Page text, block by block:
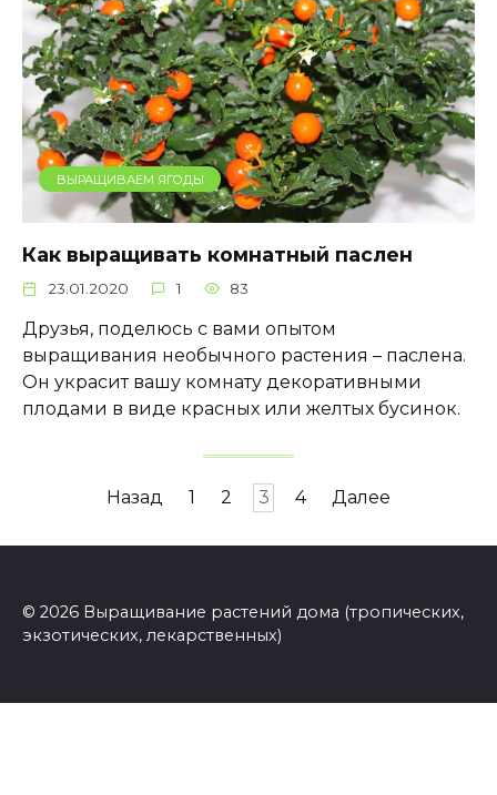
ВЫРАЩИВАЕМ ЯГОДЫ
Как выращивать комнатный паслен
23.01.2020 1 83
Друзья, поделюсь с вами опытом
выращивания необычного растения – паслена.
Он украсит вашу комнату декоративными
плодами в виде красных или желтых бусинок.
Навигация
записям
Назад 1 2 3 4 Далее
© 2026 Выращивание растений дома (тропических,
экзотических, лекарственных)